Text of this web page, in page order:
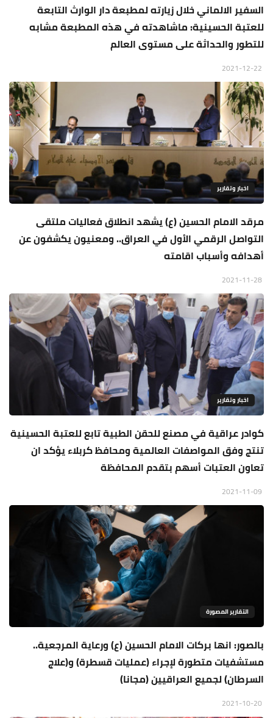
السفير الالماني خلال زيارته لمطبعة دار الوارث التابعة
للعتبة الحسينية: ماشاهدته في هذه المطبعة مشابه
للتطور والحداثة على مستوى العالم
اخبار وتقارير
مرقد الامام الحسين (ع) يشهد انطلاق فعاليات ملتقى
التواصل الرقمي الأول في العراق.. ومعنيون يكشفون عن
أهدافه وأسباب اقامته
اخبار وتقارير
كوادر عراقية في مصنع للحقن الطبية تابع للعتبة الحسينية
تنتج وفق المواصفات العالمية ومحافظ كربلاء يؤكد ان
تعاون العتبات أسهم بتقدم المحافظة
التقارير المصورة
بالصور: انها بركات الامام الحسين (ع) ورعاية المرجعية..
مستشفيات متطورة لإجراء (عمليات قسطرة) و(علاج
السرطان) لجميع العراقيين (مجانا)